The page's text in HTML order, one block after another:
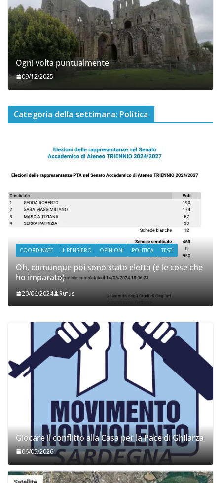
Ogni volta puntualmente
09/12/2025
Categoria della settimana: Politica
COORDINATE IL PENSIERO OPINIONI POLITICA TESTI
Oh, comunque poi sono stato eletto (e le cose che
ho imparato)
20/06/2024 Rufus
Giocare il conflitto alla Casa per la Pace di Ghilarza
06/05/2026